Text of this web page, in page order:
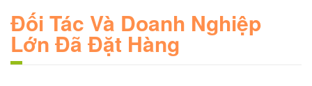
Đối Tác Và Doanh Nghiệp
Lớn Đã Đặt Hàng